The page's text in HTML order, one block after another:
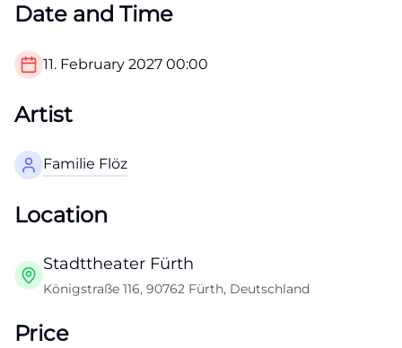
Date and Time
11. February 2027 00:00
Artist
Familie Flöz
Location
Stadttheater Fürth
Königstraße 116, 90762 Fürth, Deutschland
Price